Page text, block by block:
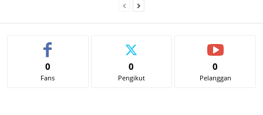
0
Fans
0
Pengikut
0
Pelanggan